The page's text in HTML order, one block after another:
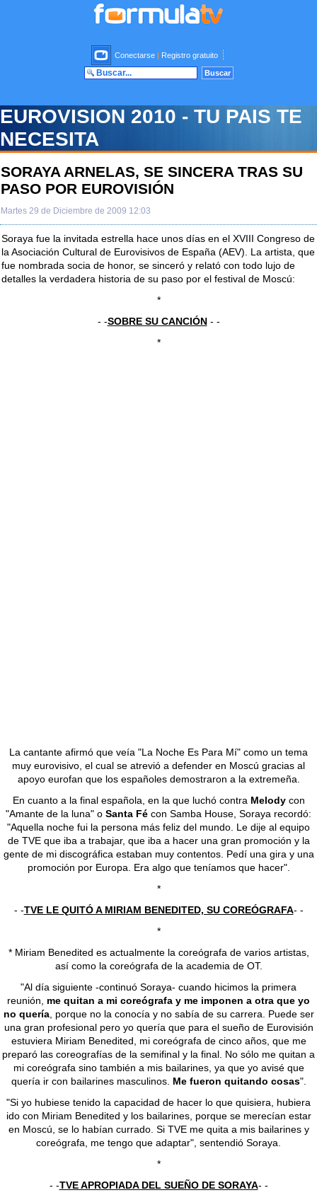
Conectarse | Registro gratuito
EUROVISION 2010 - TU PAIS TE
NECESITA
SORAYA ARNELAS, SE SINCERA TRAS SU
PASO POR EUROVISIÓN
Martes 29 de Diciembre de 2009 12:03
Soraya fue la invitada estrella hace unos días en el XVIII Congreso de
la Asociación Cultural de Eurovisivos de España (AEV). La artista, que
fue nombrada socia de honor, se sinceró y relató con todo lujo de
detalles la verdadera historia de su paso por el festival de Moscú:
*
- -SOBRE SU CANCIÓN- -
*
La cantante afirmó que veía "La Noche Es Para Mí" como un tema
muy eurovisivo, el cual se atrevió a defender en Moscú gracias al
apoyo eurofan que los españoles demostraron a la extremeña.
En cuanto a la final española, en la que luchó contra Melodycon
"Amante de la luna" o Santa Fé con Samba House, Soraya recordó:
"Aquella noche fui la persona más feliz del mundo. Le dije al equipo
de TVE que iba a trabajar, que iba a hacer una gran promoción y la
gente de mi discográfica estaban muy contentos. Pedí una gira y una
promoción por Europa. Era algo que teníamos que hacer".
*
- -TVE LE QUITÓ A MIRIAM BENEDITED, SU COREÓGRAFA- -
*
* Miriam Benedited es actualmente la coreógrafa de varios artistas,
así como la coreógrafa de la academia de OT.
"Al día siguiente -continuó Soraya- cuando hicimos la primera
reunión, me quitan a mi coreógrafa y me imponen a otra que yo
no quería, porque no la conocía y no sabía de su carrera. Puede ser
una gran profesional pero yo quería que para el sueño de Eurovisión
estuviera Miriam Benedited, mi coreógrafa de cinco años, que me
preparó las coreografías de la semifinal y la final. No sólo me quitan a
mi coreógrafa sino también a mis bailarines, ya que yo avisé que
quería ir con bailarines masculinos. Me fueron quitando cosas".
"Si yo hubiese tenido la capacidad de hacer lo que quisiera, hubiera
ido con Miriam Benedited y los bailarines, porque se merecían estar
en Moscú, se lo habían currado. Si TVE me quita a mis bailarines y
coreógrafa, me tengo que adaptar", sentendió Soraya.
*
- -TVE APROPIADA DEL SUEÑO DE SORAYA- -